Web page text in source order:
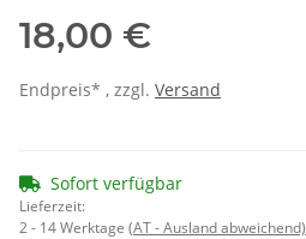
18,00 €
Endpreis* , zzgl. Versand
Sofort verfügbar
Lieferzeit:
2 - 14 Werktage (AT - Ausland abweichend)